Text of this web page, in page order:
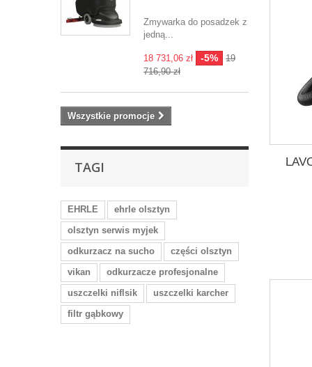
Zmywarka do posadzek z
jedną...
18 731,06 zł -5%
19
716,90 zł
Wszystkie promocje
TAGI
EHRLE
ehrle olsztyn
olsztyn serwis myjek
odkurzacz na sucho
części olsztyn
vikan
odkurzacze profesjonalne
uszczelki niflsik
uszczelki karcher
filtr gąbkowy